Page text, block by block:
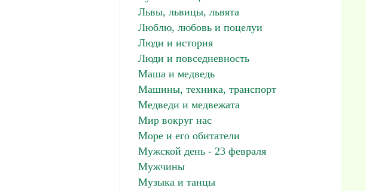
Львы, львицы, львята
Люблю, любовь и поцелуи
Люди и история
Люди и повседневность
Маша и медведь
Машины, техника, транспорт
Медведи и медвежата
Мир вокруг нас
Море и его обитатели
Мужской день - 23 февраля
Мужчины
Музыка и танцы